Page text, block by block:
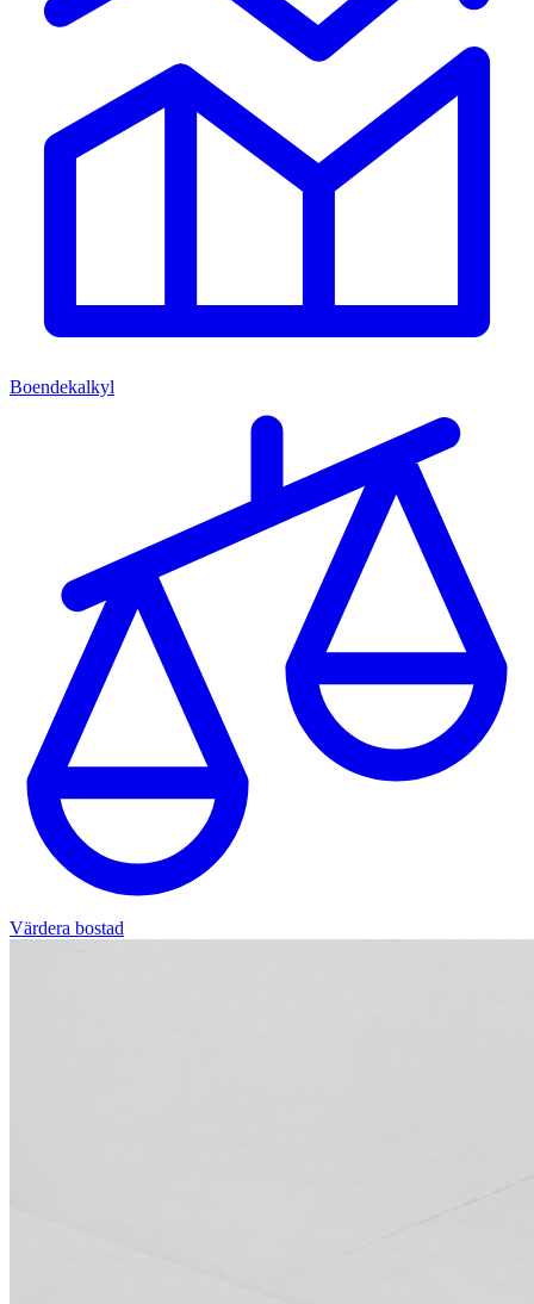
Boendekalkyl
Värdera bostad